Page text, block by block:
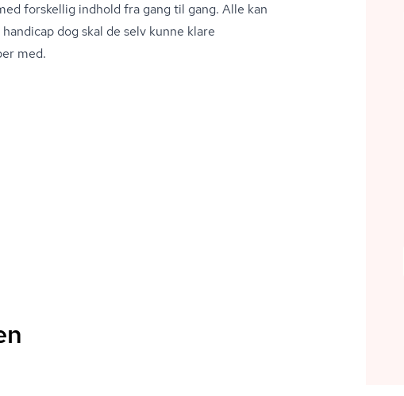
forskellig indhold fra gang til gang. Alle kan
dog skal de selv kunne klare
med.